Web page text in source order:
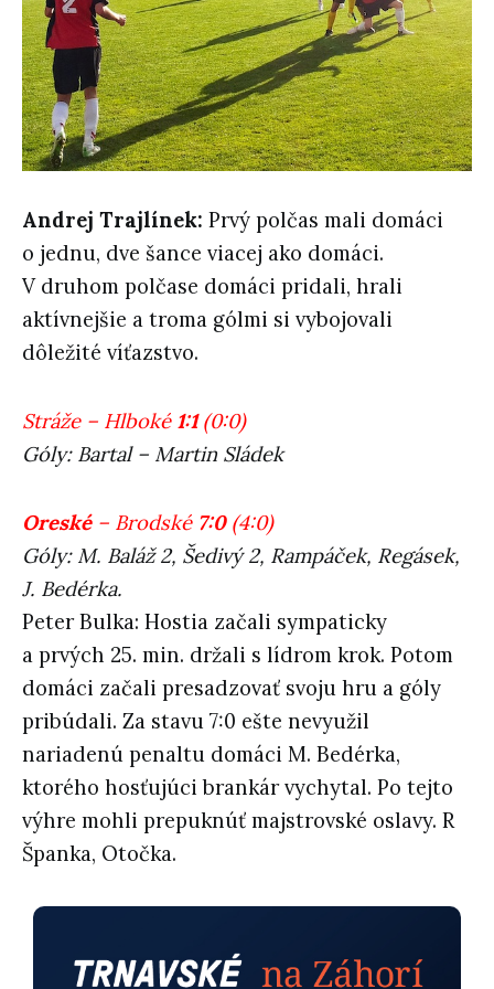
Andrej Trajlínek: Prvý polčas mali domáci
o jednu, dve šance viacej ako domáci.
V druhom polčase domáci pridali, hrali
aktívnejšie a troma gólmi si vybojovali
dôležité víťazstvo.
Stráže – Hlboké 1:1(0:0)
Góly: Bartal – Martin Sládek
Oreské– Brodské 7:0(4:0)
Góly: M. Baláž 2, Šedivý 2, Rampáček, Regásek,
J. Bedérka.
Peter Bulka: Hostia začali sympaticky
a prvých 25. min. držali s lídrom krok. Potom
domáci začali presadzovať svoju hru a góly
pribúdali. Za stavu 7:0 ešte nevyužil
nariadenú penaltu domáci M. Bedérka,
ktorého hosťujúci brankár vychytal. Po tejto
výhre mohli prepuknúť majstrovské oslavy. R
Španka, Otočka.